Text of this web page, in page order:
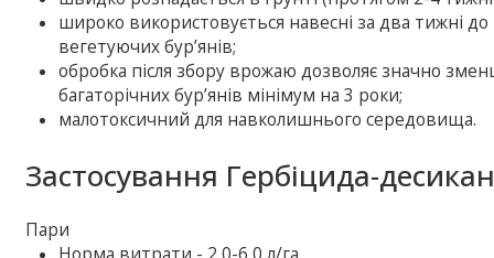
широко використовується навесні за два тижні
вегетуючих бур’янів;
обробка після збору врожаю дозволяє значно
багаторічних бур’янів мінімум на 3 роки;
малотоксичний для навколишнього середовища.
Застосування Гербіцида-
Пари